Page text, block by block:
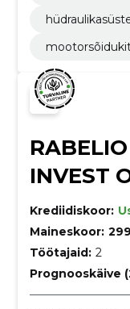
RABELIO
INVEST
Krediidiskoor:
Maineskoor:
Töötajaid: 2
Prognooskäive